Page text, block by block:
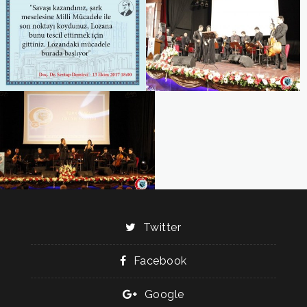
Twitter
Facebook
Google